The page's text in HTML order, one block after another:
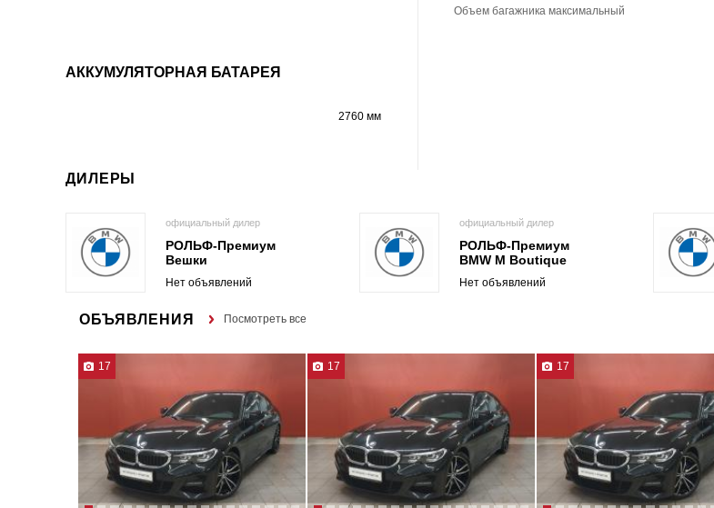
Объем багажника максимальный
АККУМУЛЯТОРНАЯ БАТАРЕЯ
2760 мм
ДИЛЕРЫ
официальный дилер
РОЛЬФ-Премиум
Вешки
Нет объявлений
официальный дилер
РОЛЬФ-Премиум
BMW M Boutique
Нет объявлений
ОБЪЯВЛЕНИЯ Посмотреть все
17 17 17